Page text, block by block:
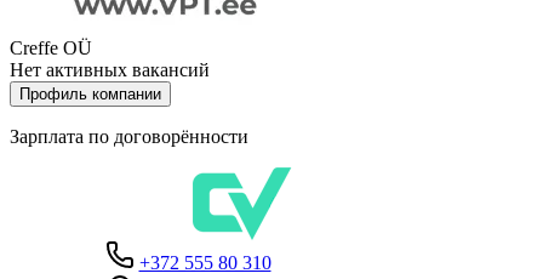
Creffe OÜ
Нет активных вакансий
Профиль компании
Зарплата по договорённости
+372 555 80 310